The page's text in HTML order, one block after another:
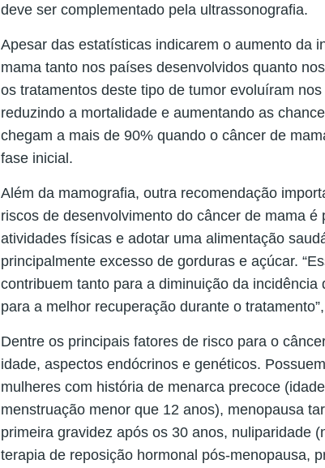
deve ser complementado pela ultrassonografia.
Apesar das estatísticas indicarem o aumento da
mama tanto nos países desenvolvidos quanto
os tratamentos deste tipo de tumor evoluíram
reduzindo a mortalidade e aumentando as
chegam a mais de 90% quando o câncer de
fase inicial.
Além da mamografia, outra recomendação
riscos de desenvolvimento do câncer de mama é
atividades físicas e adotar uma alimentação
principalmente excesso de gorduras e açúcar.
contribuem tanto para a diminuição da incidência
para a melhor recuperação durante o
Dentre os principais fatores de risco para o
idade, aspectos endócrinos e genéticos.
mulheres com história de menarca precoce
menstruação menor que 12 anos), menopausa
primeira gravidez após os 30 anos, nuliparidade
terapia de reposição hormonal pós-menopausa,